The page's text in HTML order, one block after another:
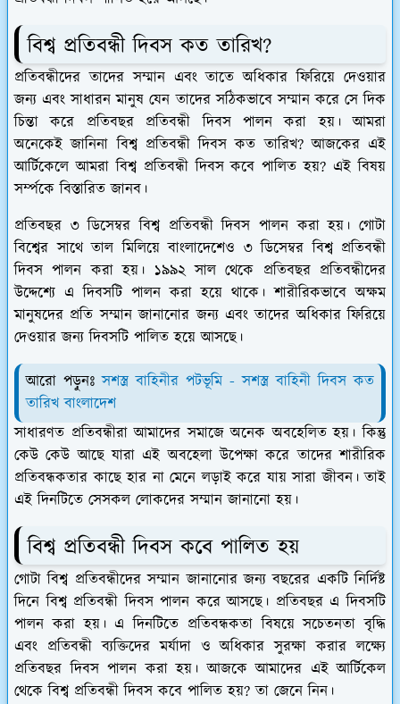
বিশ্ব প্রতিবন্ধী দিবস কত তারিখ?
প্রতিবন্ধীদের তাদের সম্মান এবং তাতে অধিকার ফিরিয়ে দেওয়ার
জন্য এবং সাধারন মানুষ যেন তাদের সঠিকভাবে সম্মান করে সে দিক
চিন্তা করে প্রতিবছর প্রতিবন্ধী দিবস পালন করা হয়। আমরা
অনেকেই জানিনা বিশ্ব প্রতিবন্ধী দিবস কত তারিখ? আজকের এই
আর্টিকেলে আমরা বিশ্ব প্রতিবন্ধী দিবস কবে পালিত হয়? এই বিষয়
সর্ম্পকে বিস্তারিত জানব।
প্রতিবছর ৩ ডিসেম্বর বিশ্ব প্রতিবন্ধী দিবস পালন করা হয়। গোটা
বিশ্বের সাথে তাল মিলিয়ে বাংলাদেশেও ৩ ডিসেম্বর বিশ্ব প্রতিবন্ধী
দিবস পালন করা হয়। ১৯৯২ সাল থেকে প্রতিবছর প্রতিবন্ধীদের
উদ্দেশ্যে এ দিবসটি পালন করা হয়ে থাকে। শারীরিকভাবে অক্ষম
মানুষদের প্রতি সম্মান জানানোর জন্য এবং তাদের অধিকার ফিরিয়ে
দেওয়ার জন্য দিবসটি পালিত হয়ে আসছে।
আরো পড়ুনঃ সশস্ত্র বাহিনীর পটভূমি - সশস্ত্র বাহিনী দিবস কত
তারিখ বাংলাদেশ
সাধারণত প্রতিবন্ধীরা আমাদের সমাজে অনেক অবহেলিত হয়। কিন্তু
কেউ কেউ আছে যারা এই অবহেলা উপেক্ষা করে তাদের শারীরিক
প্রতিবন্ধকতার কাছে হার না মেনে লড়াই করে যায় সারা জীবন। তাই
এই দিনটিতে সেসকল লোকদের সম্মান জানানো হয়।
বিশ্ব প্রতিবন্ধী দিবস কবে পালিত হয়
গোটা বিশ্ব প্রতিবন্ধীদের সম্মান জানানোর জন্য বছরের একটি নির্দিষ্ট
দিনে বিশ্ব প্রতিবন্ধী দিবস পালন করে আসছে। প্রতিবছর এ দিবসটি
পালন করা হয়। এ দিনটিতে প্রতিবন্ধকতা বিষয়ে সচেতনতা বৃদ্ধি
এবং প্রতিবন্ধী ব্যক্তিদের মর্যাদা ও অধিকার সুরক্ষা করার লক্ষ্যে
প্রতিবছর দিবস পালন করা হয়। আজকে আমাদের এই আর্টিকেল
থেকে বিশ্ব প্রতিবন্ধী দিবস কবে পালিত হয়? তা জেনে নিন।